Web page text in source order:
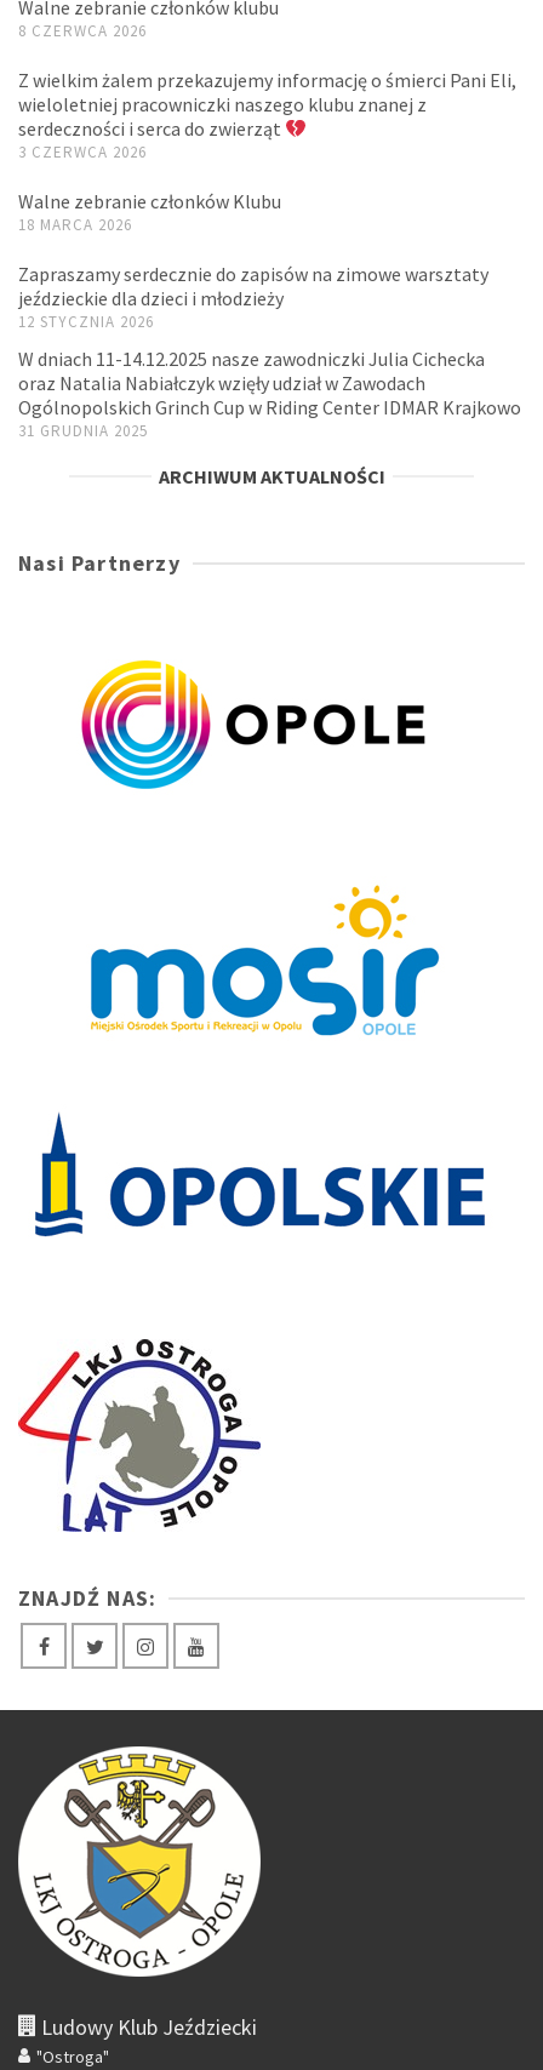
Walne zebranie członków klubu
8 CZERWCA 2026
Z wielkim żalem przekazujemy informację o śmierci Pani Eli,
wieloletniej pracowniczki naszego klubu znanej z
serdeczności i serca do zwierząt
3 CZERWCA 2026
Walne zebranie członków Klubu
18 MARCA 2026
Zapraszamy serdecznie do zapisów na zimowe warsztaty
jeździeckie dla dzieci i młodzieży
12 STYCZNIA 2026
W dniach 11-14.12.2025 nasze zawodniczki Julia Cichecka
oraz Natalia Nabiałczyk wzięły udział w Zawodach
Ogólnopolskich Grinch Cup w Riding Center IDMAR Krajkowo
31 GRUDNIA 2025
ARCHIWUM AKTUALNOŚCI
Nasi Partnerzy
ZNAJDŹ NAS:
Ludowy Klub Jeździecki
"Ostroga"